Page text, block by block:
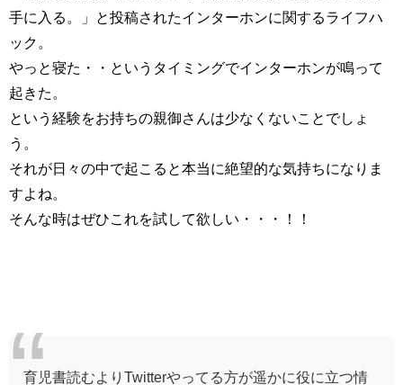
手に入る。」と投稿されたインターホンに関するライフハ
ック。
やっと寝た・・というタイミングでインターホンが鳴って
起きた。
という経験をお持ちの親御さんは少なくないことでしょ
う。
それが日々の中で起こると本当に絶望的な気持ちになりま
すよね。
そんな時はぜひこれを試して欲しい・・・！！
育児書読むよりTwitterやってる方が遥かに役に立つ情